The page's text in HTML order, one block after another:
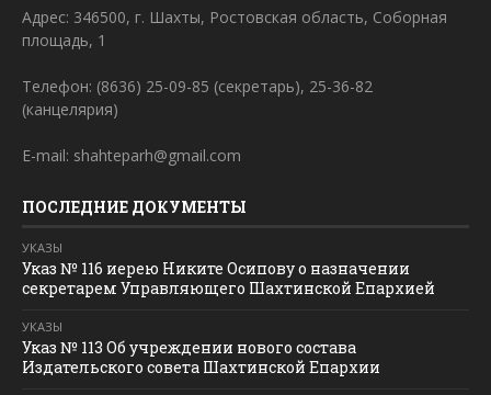
Адрес: 346500, г. Шахты, Ростовская область, Соборная
площадь, 1
Телефон: (8636) 25-09-85 (секретарь), 25-36-82
(канцелярия)
E-mail: shahteparh@gmail.com
ПОСЛЕДНИЕ ДОКУМЕНТЫ
УКАЗЫ
Указ № 116 иерею Никите Осипову о назначении
секретарем Управляющего Шахтинской Епархией
УКАЗЫ
Указ № 113 Об учреждении нового состава
Издательского совета Шахтинской Епархии